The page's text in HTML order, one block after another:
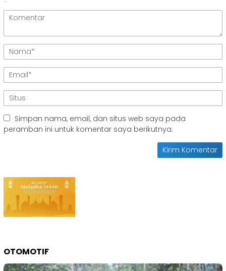
*
Simpan nama, email, dan situs web saya pada
peramban ini untuk komentar saya berikutnya.
OTOMOTIF